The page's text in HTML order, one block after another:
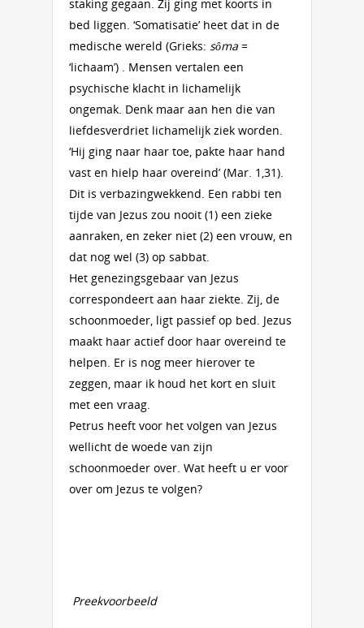
staking gegaan. Zij ging met koorts in
bed liggen. ‘Somatisatie’ heet dat in de
medische wereld (Grieks: sôma =
‘lichaam’) . Mensen vertalen een
psychische klacht in lichamelijk
ongemak. Denk maar aan hen die van
liefdesverdriet lichamelijk ziek worden.
‘Hij ging naar haar toe, pakte haar hand
vast en hielp haar overeind’ (Mar. 1,31).
Dit is verbazingwekkend. Een rabbi ten
tijde van Jezus zou nooit (1) een zieke
aanraken, en zeker niet (2) een vrouw, en
dat nog wel (3) op sabbat.
Het genezingsgebaar van Jezus
correspondeert aan haar ziekte. Zij, de
schoonmoeder, ligt passief op bed. Jezus
maakt haar actief door haar overeind te
helpen. Er is nog meer hierover te
zeggen, maar ik houd het kort en sluit
met een vraag.
Petrus heeft voor het volgen van Jezus
wellicht de woede van zijn
schoonmoeder over. Wat heeft u er voor
over om Jezus te volgen?
Preekvoorbeeld